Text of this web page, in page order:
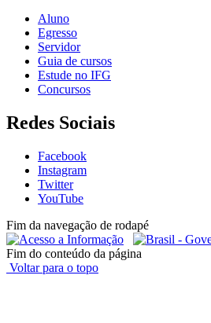
Aluno
Egresso
Servidor
Guia de cursos
Estude no IFG
Concursos
Redes Sociais
Facebook
Instagram
Twitter
YouTube
Fim da navegação de rodapé
Fim do conteúdo da página
Voltar para o topo